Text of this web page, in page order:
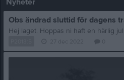
Nyheter
Obs ändrad sluttid för dagens
Hej laget. Hoppas ni haft en härlig